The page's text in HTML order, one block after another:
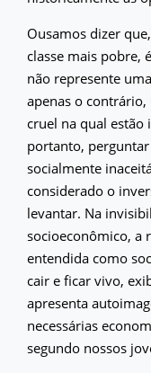
Ousamos dizer
classe mais pobre,
não represente
apenas o
cruel na qual estão
portanto,
socialmente
considerado o
levantar. Na
socioeconômico, a
entendida como
cair e ficar vivo,
apresenta
necessárias
segundo nossos